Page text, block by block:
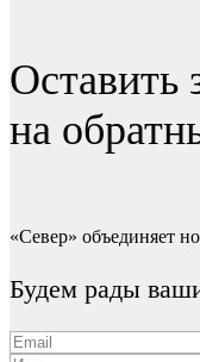
Оставить
на
«Север» объединяет
Будем рады